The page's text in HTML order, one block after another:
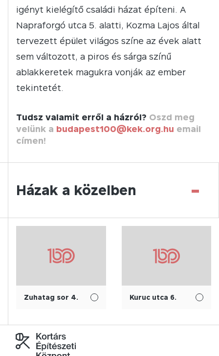
igényt kielégítő családi házat építeni. A
Napraforgó utca 5. alatti, Kozma Lajos által
tervezett épület világos színe az évek alatt
sem változott, a piros és sárga színű
ablakkeretek magukra vonják az ember
tekintetét.
Tudsz valamit erről a házról? Oszd meg
velünk a budapest100@kek.org.hu email
címen!
Házak a közelben -
Zuhatag sor 4. Kuruc utca 6.